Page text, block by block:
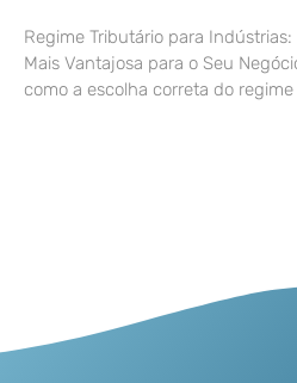
Regime Tributário para
Mais Vantajosa para o Seu
como a escolha correta do